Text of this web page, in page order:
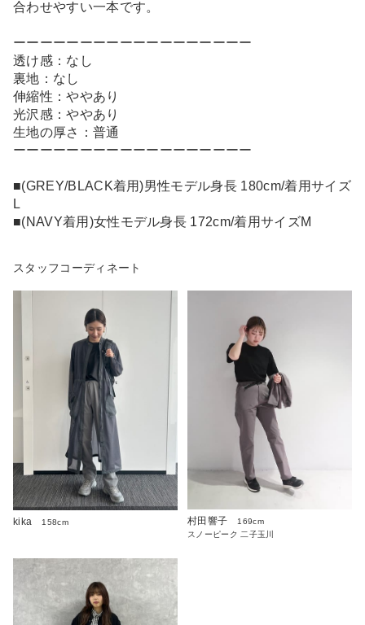
合わせやすい一本です。
ーーーーーーーーーーーーーーーーーー
透け感：なし
裏地：なし
伸縮性：ややあり
光沢感：ややあり
生地の厚さ：普通
ーーーーーーーーーーーーーーーーーー
■(GREY/BLACK着用)男性モデル身長 180cm/着用サイズ
L
■(NAVY着用)女性モデル身長 172cm/着用サイズM
スタッフコーディネート
kika 158cm 村田響子
169cm
スノーピーク 二子玉川